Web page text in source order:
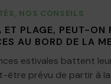
, NOS CONSEILS
ET PLAGE, PEUT-ON
AU BORD DE LA
estivales battent
être prévu de partir à la